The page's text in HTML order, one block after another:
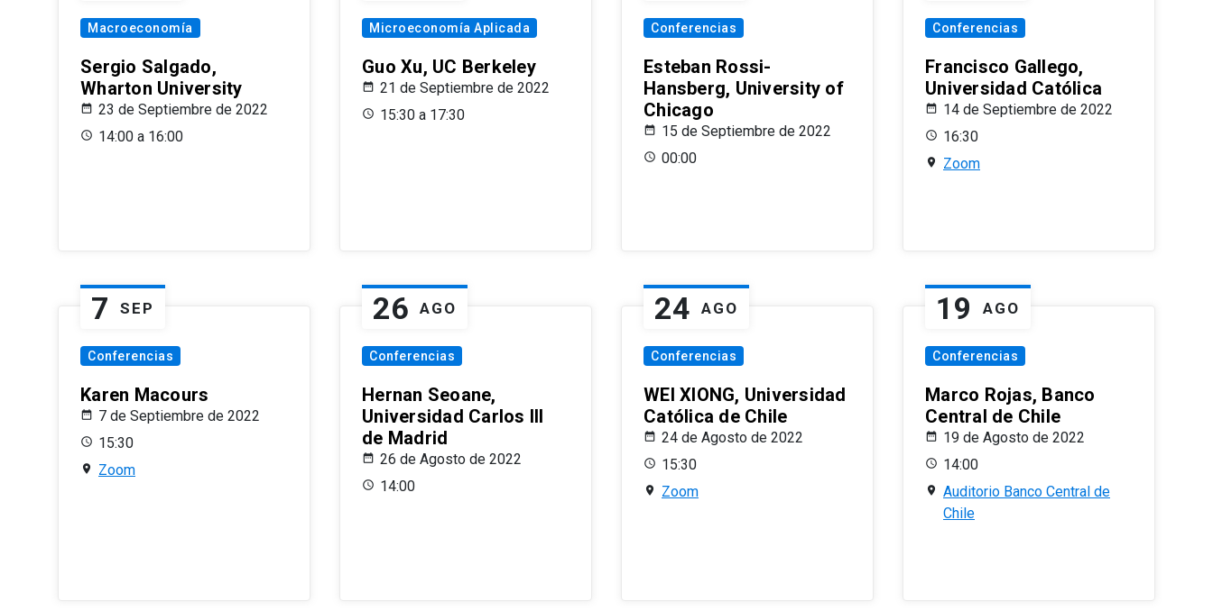
Macroeconomía
Sergio Salgado,
Wharton University
23 de Septiembre de 2022
14:00 a 16:00
Microeconomía Aplicada
Guo Xu, UC Berkeley
21 de Septiembre de 2022
15:30 a 17:30
Conferencias
Esteban Rossi-
Hansberg, University of
Chicago
15 de Septiembre de 2022
00:00
Conferencias
Francisco Gallego,
Universidad Católica
14 de Septiembre de 2022
16:30
Zoom
7 SEP
Conferencias
Karen Macours
7 de Septiembre de 2022
15:30
Zoom
26 AGO
Conferencias
Hernan Seoane,
Universidad Carlos III
de Madrid
26 de Agosto de 2022
14:00
24 AGO
Conferencias
WEI XIONG, Universidad
Católica de Chile
24 de Agosto de 2022
15:30
Zoom
19 AGO
Conferencias
Marco Rojas, Banco
Central de Chile
19 de Agosto de 2022
14:00
Auditorio Banco Central de
Chile